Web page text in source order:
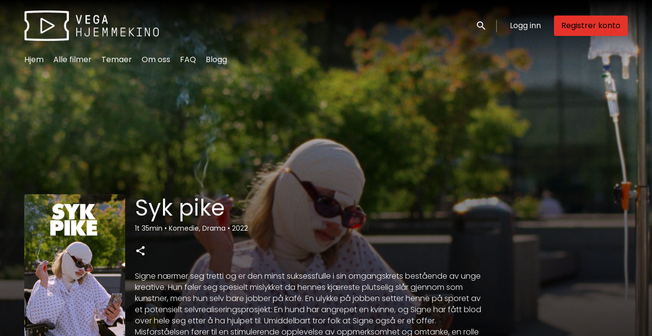
Tilgjengelighetslenker
Søk Logg inn Registrer konto
Hjem Alle filmer Temaer Om oss FAQ Blogg
Syk pike
1t 35min • Komedie, Drama • 2022
Signe nærmer seg tretti og er den minst suksessfulle i sin omgangskrets bestående av unge
kreative. Hun føler seg spesielt mislykket da hennes kjæreste plutselig slår gjennom som
kunstner, mens hun selv bare jobber på kafé. En ulykke på jobben setter henne på sporet av
et potensielt selvrealiseringsprosjekt: En hund har angrepet en kvinne, og Signe har fått blod
over hele seg etter å ha hjulpet til. Umiddelbart tror folk at Signe også er et offer.
Misforståelsen fører til en stimulerende opplevelse av oppmerksomhet og omtanke, en rolle